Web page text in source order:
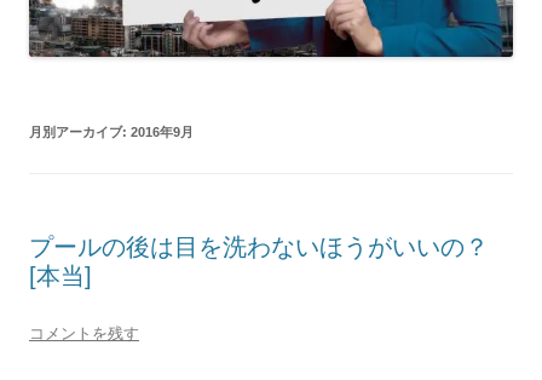
月別アーカイブ: 2016年9月
プールの後は目を洗わないほうがいいの？
[本当]
コメントを残す